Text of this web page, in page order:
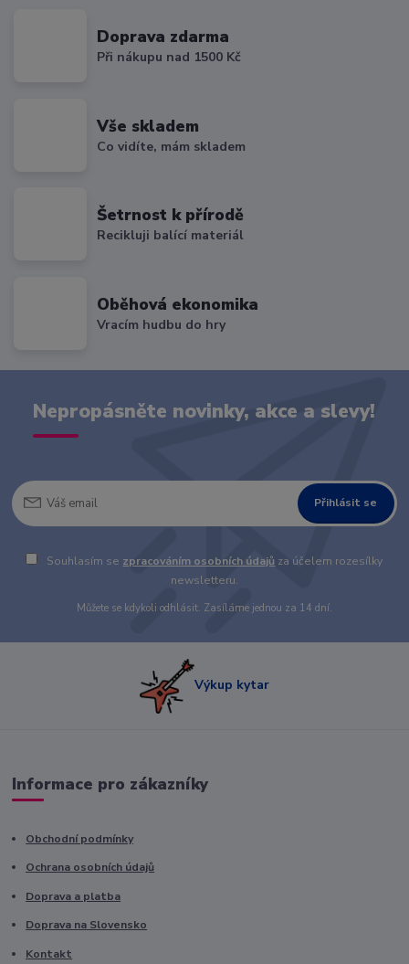
Doprava zdarma
Při nákupu nad 1500 Kč
Vše skladem
Co vidíte, mám skladem
Šetrnost k přírodě
Recikluji balící materiál
Oběhová ekonomika
Vracím hudbu do hry
Nepropásněte novinky, akce a slevy!
Přihlásit se
Souhlasím se zpracováním osobních údajů za účelem rozesílky
newsletteru.
Můžete se kdykoli odhlásit. Zasíláme jednou za 14 dní.
Výkup kytar
Informace pro zákazníky
Obchodní podmínky
Ochrana osobních údajů
Doprava a platba
Doprava na Slovensko
Kontakt